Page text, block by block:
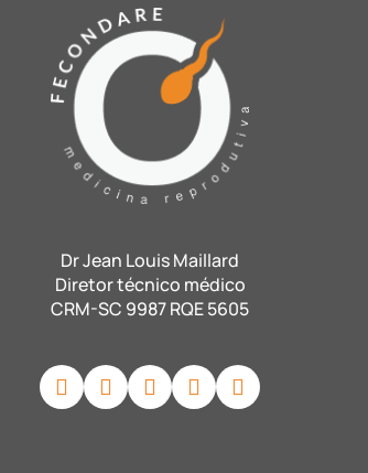
Dr Jean Louis Maillard
Diretor técnico médico
CRM-SC 9987 RQE 5605